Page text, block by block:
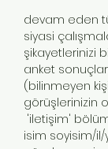
devam eden
siyasi
şikayetlerinizi
anket
(bilinmeyen
görüşlerinizin
'iletişim'
isim soyisim/il/